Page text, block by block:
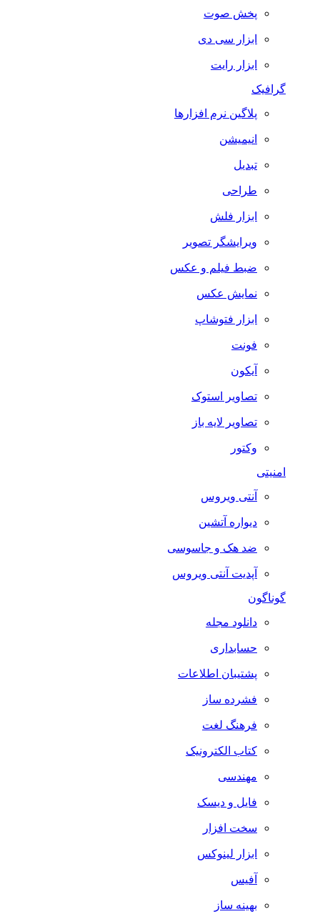
پخش صوت
ابزار سی دی
ابزار رایت
گرافیک
پلاگین نرم افزارها
انیمیشن
تبدیل
طراحی
ابزار فلش
ویرایشگر تصویر
ضبط فيلم و عكس
نمایش عکس
ابزار فتوشاپ
فونت
آیکون
تصاویر استوک
تصاویر لایه باز
وکتور
امنیتی
آنتی ویروس
دیواره آتشین
ضد هک و جاسوسی
آپدیت آنتی ویروس
گوناگون
دانلود مجله
حسابداری
پشتیبان اطلاعات
فشرده ساز
فرهنگ لغت
کتاب الکترونیک
مهندسی
فایل و دیسک
سخت افزار
ابزار لینوکس
آفیس
بهینه ساز